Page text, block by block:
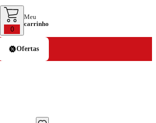
0
Meu
carrinho
Ofertas